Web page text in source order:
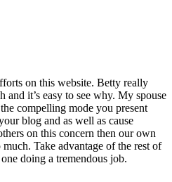
on this website. Betty really
and it’s easy to see why. My spouse
compelling mode you present
blog and as well as cause
on this concern then our own
Take advantage of the rest of
doing a tremendous job.